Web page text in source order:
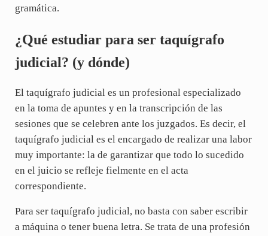
gramática.
¿Qué estudiar para ser taquígrafo
judicial? (y dónde)
El taquígrafo judicial es un profesional especializado
en la toma de apuntes y en la transcripción de las
sesiones que se celebren ante los juzgados. Es decir, el
taquígrafo judicial es el encargado de realizar una labor
muy importante: la de garantizar que todo lo sucedido
en el juicio se refleje fielmente en el acta
correspondiente.
Para ser taquígrafo judicial, no basta con saber escribir
a máquina o tener buena letra. Se trata de una profesión